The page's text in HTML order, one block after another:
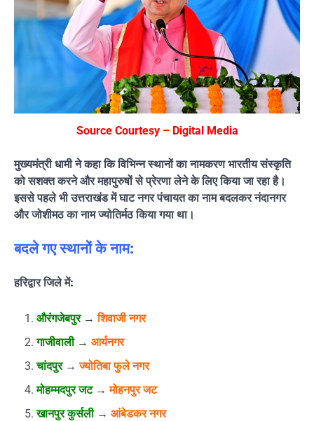
Source Courtesy – Digital Media
मुख्यमंत्री धामी ने कहा कि विभिन्न स्थानों का नामकरण भारतीय संस्कृति
को सशक्त करने और महापुरुषों से प्रेरणा लेने के लिए किया जा रहा है।
इससे पहले भी उत्तराखंड में घाट नगर पंचायत का नाम बदलकर नंदानगर
और जोशीमठ का नाम ज्योतिर्मठ किया गया था।
बदले गए स्थानों के नाम:
हरिद्वार जिले में:
औरंगजेबपुर→शिवाजी नगर
गाजीवाली → आर्यनगर
चांदपुर→ज्योतिबा फुले नगर
मोहम्मदपुर जट→मोहनपुर जट
खानपुर कुर्सली → आंबेडकर नगर